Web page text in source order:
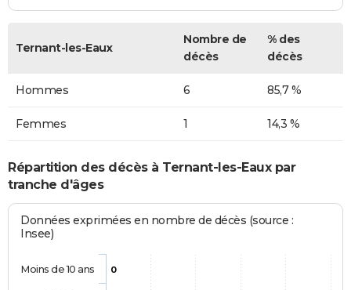
Ternant-les-Eaux
Nombre de
décès
% des
décès
Hommes 6 85,7 %
Femmes 1 14,3 %
Répartition des décès à Ternant-les-Eaux par
tranche d'âges
Données exprimées en nombre de décès (source :
Insee)
0
Moins de 10 ans